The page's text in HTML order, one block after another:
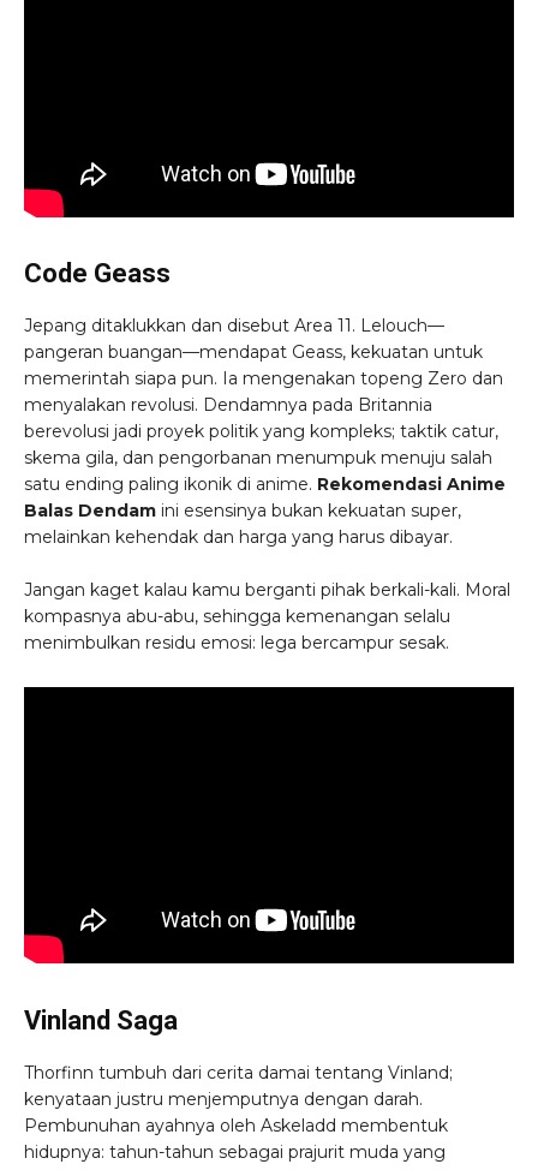
Code Geass
Jepang ditaklukkan dan disebut Area 11. Lelouch—
pangeran buangan—mendapat Geass, kekuatan untuk
memerintah siapa pun. Ia mengenakan topeng Zero dan
menyalakan revolusi. Dendamnya pada Britannia
berevolusi jadi proyek politik yang kompleks; taktik catur,
skema gila, dan pengorbanan menumpuk menuju salah
satu ending paling ikonik di anime. Rekomendasi Anime
Balas Dendam ini esensinya bukan kekuatan super,
melainkan kehendak dan harga yang harus dibayar.
Jangan kaget kalau kamu berganti pihak berkali-kali. Moral
kompasnya abu-abu, sehingga kemenangan selalu
menimbulkan residu emosi: lega bercampur sesak.
Vinland Saga
Thorfinn tumbuh dari cerita damai tentang Vinland;
kenyataan justru menjemputnya dengan darah.
Pembunuhan ayahnya oleh Askeladd membentuk
hidupnya: tahun-tahun sebagai prajurit muda yang